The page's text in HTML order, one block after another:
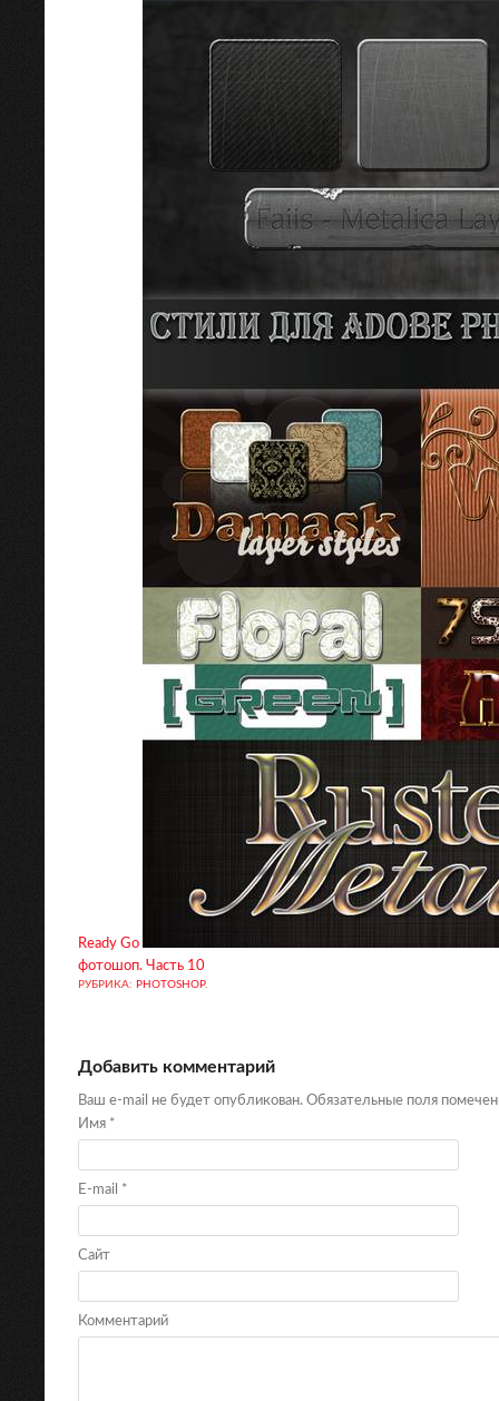
Ready Go
фотошоп. Часть 10
РУБРИКА: PHOTOSHOP.
Добавить комментарий
Ваш e-mail не будет опубликован. Обязательные поля
Имя *
E-mail *
Сайт
Комментарий